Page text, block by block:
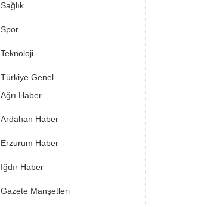
Sağlık
Spor
Teknoloji
Türkiye Genel
Ağrı Haber
Ardahan Haber
Erzurum Haber
Iğdır Haber
Gazete Manşetleri